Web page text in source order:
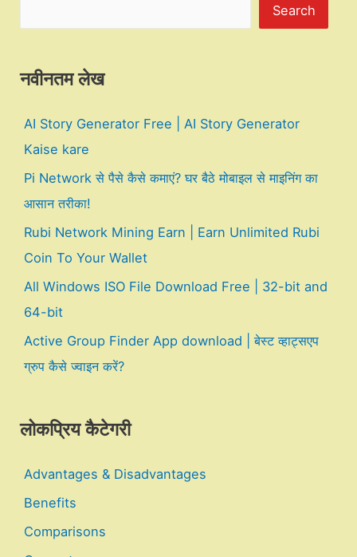
Search
नवीनतम लेख
AI Story Generator Free | AI Story Generator
Kaise kare
Pi Network से पैसे कैसे कमाएं? घर बैठे मोबाइल से माइनिंग का
आसान तरीका!
Rubi Network Mining Earn | Earn Unlimited Rubi
Coin To Your Wallet
All Windows ISO File Download Free | 32-bit and
64-bit
Active Group Finder App download | बेस्ट व्हाट्सएप
ग्रुप कैसे ज्वाइन करें?
लोकप्रिय कैटेगरी
Advantages & Disadvantages
Benefits
Comparisons